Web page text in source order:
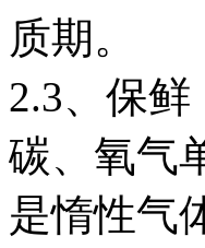
质期。
2.3、保
碳、氧气
是惰性气